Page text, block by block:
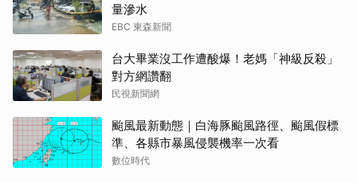
量滲水
EBC 東森新聞
台大畢業沒工作遭酸爆！老媽「神級反殺」
對方網讚翻
民視新聞網
颱風最新動態｜白海豚颱風路徑、颱風假標
準、各縣市暴風侵襲機率一次看
數位時代